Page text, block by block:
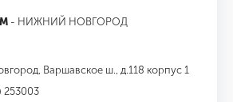
- НИЖНИЙ НОВГОРОД
Варшавское ш., д.118 корпус 1
253003